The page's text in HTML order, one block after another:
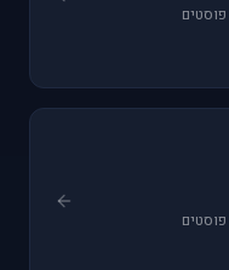
פוסטים
פוסטים